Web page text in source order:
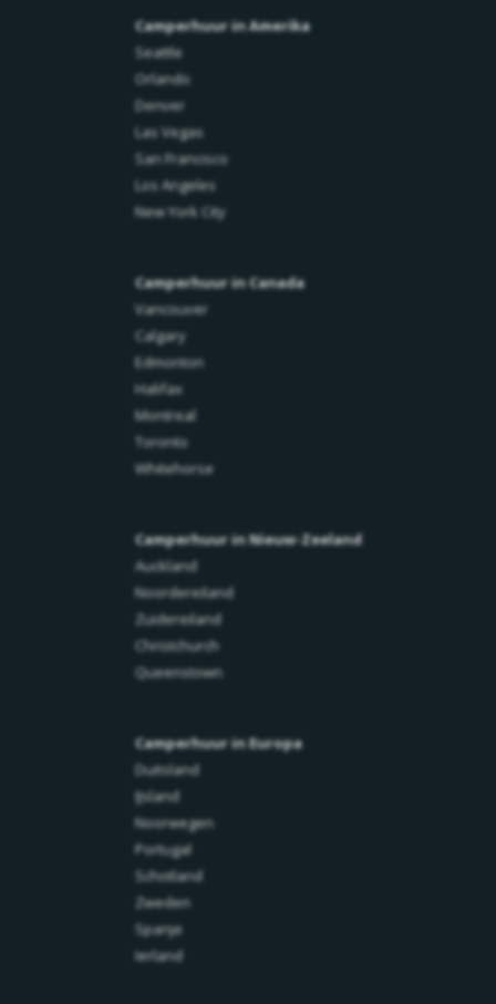
Camperhuur in Amerika
Seattle
Orlando
Denver
Las Vegas
San Francisco
Los Angeles
New York City
Camperhuur in Canada
Vancouver
Calgary
Edmonton
Halifax
Montreal
Toronto
Whitehorse
Camperhuur in Nieuw-Zeeland
Auckland
Noordereiland
Zuidereiland
Christchurch
Queenstown
Camperhuur in Europa
Duitsland
IJsland
Noorwegen
Portugal
Schotland
Zweden
Spanje
Ierland